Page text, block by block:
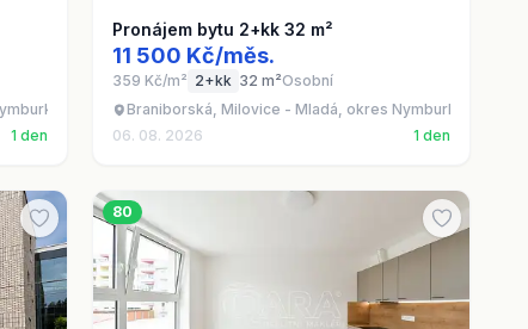
1 den
Pronájem bytu 2+kk 32 m²
11 500 Kč/měs.
359 Kč/m² 2+kk 32 m²Osobní
Braniborská, Milovice - Mladá, okres Nymburk
06. 08. 2026
1 den
80